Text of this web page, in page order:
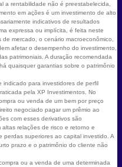
a rentabilidade não é preestabelecida,
em ações é um investimento de alto
indicativos de resultados
expressa ou implícita, é feita neste
mercado, o cenário macroeconômico,
afetar o desempenho do investimento,
patrimoniais. A duração recomendada
quaisquer garantias sobre o patrimônio
para investidores de perfil
pela XP Investimentos. No
ou venda de um bem por preço
negociado pagar um prêmio ao
com esses derivativos são
relações de risco e retorno e
perdas superiores ao capital investido. A
prazo e o patrimônio do cliente não
ou a venda de uma determinada